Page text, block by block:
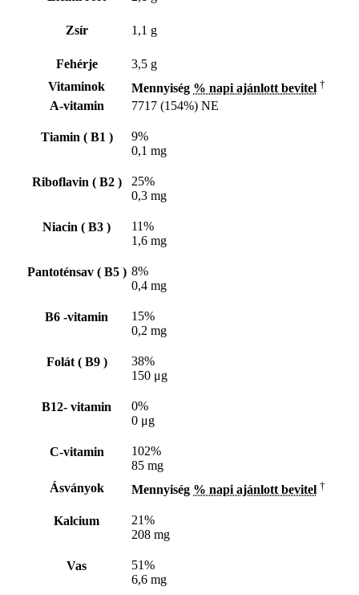
Zsír 1,1 g
Fehérje
3,5 g
Vitaminok
Mennyiség % napi ajánlott bevitel †
A-vitamin 7717 (154%) NE
Tiamin ( B1 )
9%
0,1 mg
Riboflavin ( B2 )
25%
0,3 mg
Niacin ( B3 )
11%
1,6 mg
Pantoténsav ( B5 ) 8%
0,4 mg
B6 -vitamin
15%
0,2 mg
Folát ( B9 )
38%
150 μg
B12- vitamin
0%
0 μg
C-vitamin
102%
85 mg
Ásványok
Mennyiség % napi ajánlott bevitel †
Kalcium
21%
208 mg
Vas
51%
6,6 mg